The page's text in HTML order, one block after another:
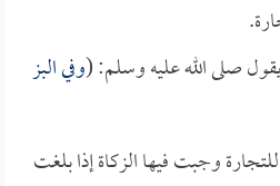
يقول صلى الله عليه وسلم: (وفي البز
وجبت فيها الزكاة إذا بلغت